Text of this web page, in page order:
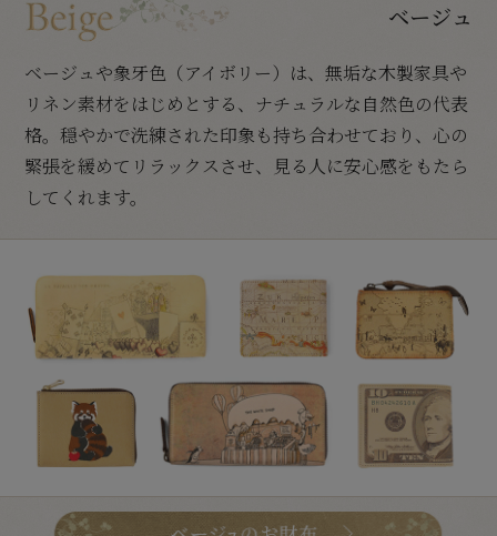
ベージュ
ベージュや象牙色（アイボリー）は、無垢な木製家具や
リネン素材をはじめとする、ナチュラルな自然色の代表
格。穏やかで洗練された印象も持ち合わせており、心の
緊張を緩めてリラックスさせ、見る人に安心感をもたら
してくれます。